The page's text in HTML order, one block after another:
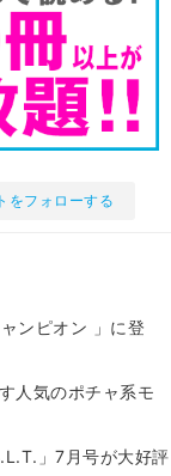
をフォローする
ンピオン 」に登
人気のポチャ系モ
」7月号が大好評